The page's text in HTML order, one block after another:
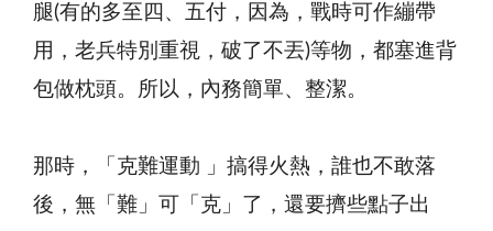
腿(有的多至四、五付，因為，戰時可作繃帶
用，老兵特別重視，破了不丟)等物，都塞進背
包做枕頭。所以，內務簡單、整潔。
那時，「克難運動 」搞得火熱，誰也不敢落
後，無「難」可「克」了，還要擠些點子出